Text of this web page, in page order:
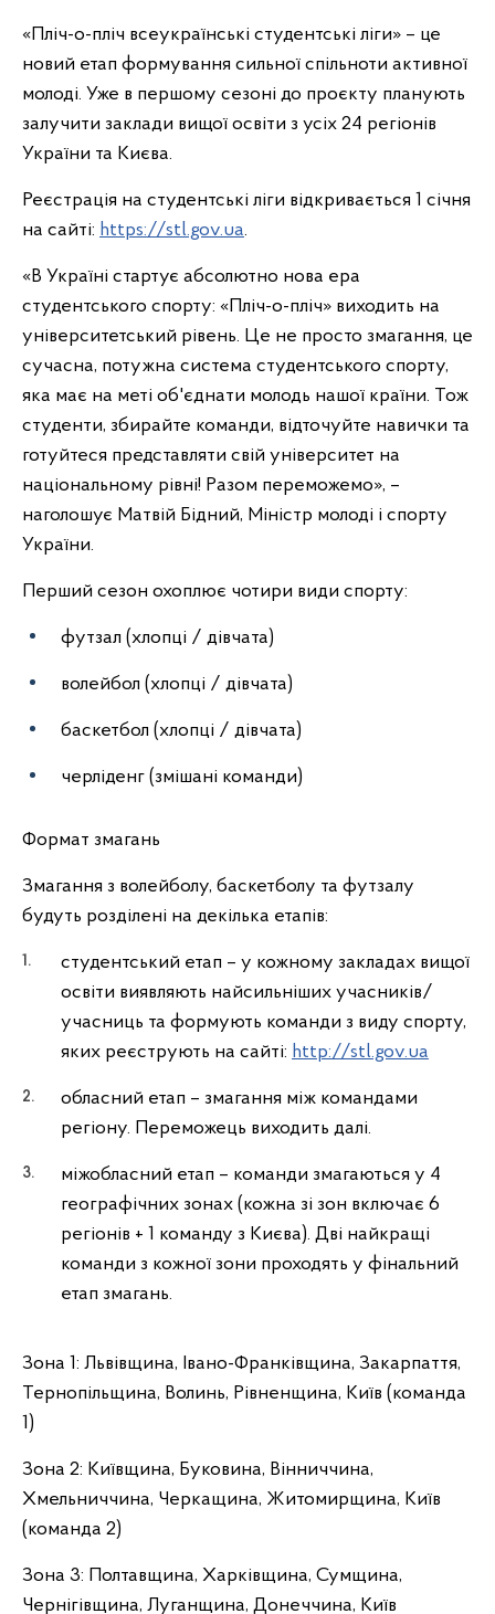
«Пліч-о-пліч всеукраїнські студентські ліги» – це
новий етап формування сильної спільноти активної
молоді. Уже в першому сезоні до проєкту планують
залучити заклади вищої освіти з усіх 24 регіонів
України та Києва.
Реєстрація на студентські ліги відкривається 1 січня
на сайті: https://stl.gov.ua.
«В Україні стартує абсолютно нова ера
студентського спорту: «Пліч-о-пліч» виходить на
університетський рівень. Це не просто змагання, це
сучасна, потужна система студентського спорту,
яка має на меті об'єднати молодь нашої країни. Тож
студенти, збирайте команди, відточуйте навички та
готуйтеся представляти свій університет на
національному рівні! Разом переможемо», –
наголошує Матвій Бідний, Міністр молоді і спорту
України.
Перший сезон охоплює чотири види спорту:
футзал (хлопці / дівчата)
волейбол (хлопці / дівчата)
баскетбол (хлопці / дівчата)
черліденг (змішані команди)
Формат змагань
Змагання з волейболу, баскетболу та футзалу
будуть розділені на декілька етапів:
студентський етап – у кожному закладах вищої
освіти виявляють найсильніших учасників/
учасниць та формують команди з виду спорту,
яких реєструють на сайті: http://stl.gov.ua
обласний етап – змагання між командами
регіону. Переможець виходить далі.
міжобласний етап – команди змагаються у 4
географічних зонах (кожна зі зон включає 6
регіонів + 1 команду з Києва). Дві найкращі
команди з кожної зони проходять у фінальний
етап змагань.
Зона 1: Львівщина, Івано-Франківщина, Закарпаття,
Тернопільщина, Волинь, Рівненщина, Київ (команда
1)
Зона 2: Київщина, Буковина, Вінниччина,
Хмельниччина, Черкащина, Житомирщина, Київ
(команда 2)
Зона 3: Полтавщина, Харківщина, Сумщина,
Чернігівщина, Луганщина, Донеччина, Київ